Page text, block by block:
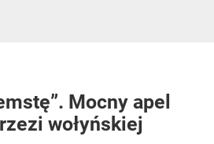
Mocny apel
wołyńskiej